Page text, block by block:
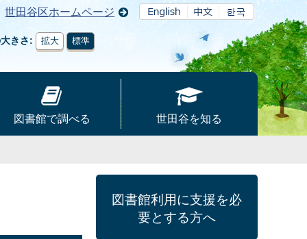
世田谷区ホームページ
きさ 拡大 標準
図書館で調べる 世田谷を知る
図書館利用に支援を必
要とする方へ